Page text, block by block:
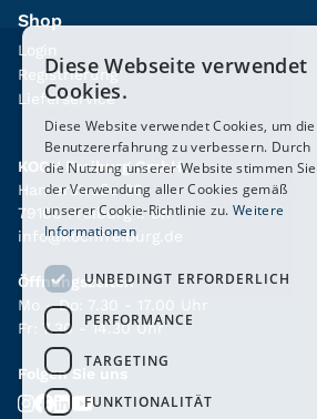
Shop
Login
Registrierung
Lieferservice
KOCH Freiburg GmbH
Hanferstraße 26
79108 Freiburg i. Br.
info@kochfreiburg.de
Öffnungszeiten
Mo - Do: 7.30 - 17.00 Uhr
Fr: 7.30 - 14.30 Uhr
Folgen Sie uns
Diese Webseite verwendet
Cookies.
Diese Website verwendet Cookies, um die
Benutzererfahrung zu verbessern. Durch
die Nutzung unserer Website stimmen Sie
der Verwendung aller Cookies gemäß
unserer Cookie-Richtlinie zu.Weitere
Informationen
UNBEDINGT ERFORDERLICH
PERFORMANCE
TARGETING
FUNKTIONALITÄT